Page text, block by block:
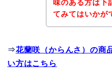
味のある方は下
てみてはいかが
⇒花蘭咲（からんさ）の商
い方はこちら